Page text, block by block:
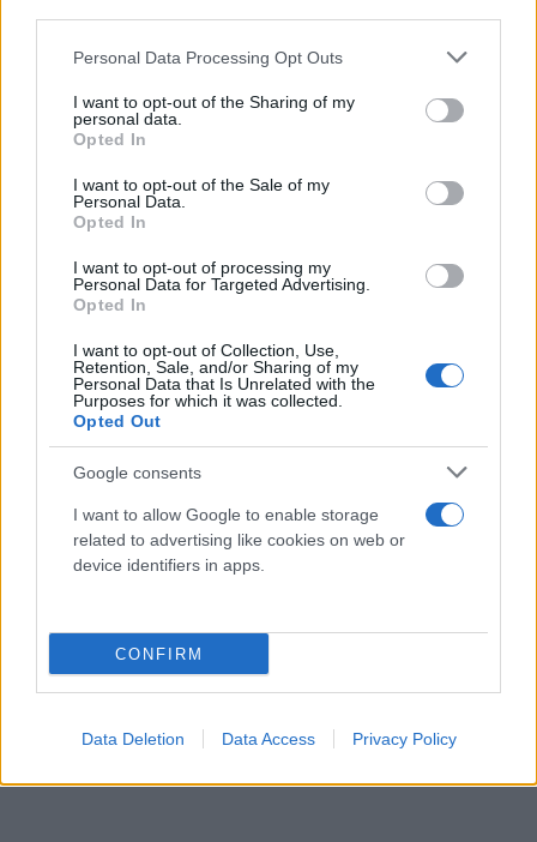
Please note that this website/app uses one or more Google
not limited to your visit or usage behaviour. You may click to
grant or deny consent to Google and its third-party tags to
use your data for below specified purposes in below Google
consent section.
Personal Data Processing Opt Outs
I want to opt-out of the Sharing of my
personal data.
Opted In
I want to opt-out of the Sale of my
Personal Data.
Opted In
I want to opt-out of processing my
Personal Data for Targeted Advertising.
Opted In
I want to opt-out of Collection, Use,
Retention, Sale, and/or Sharing of my
Personal Data that Is Unrelated with the
Purposes for which it was collected.
Opted Out
Google consents
I want to allow Google to enable storage
related to advertising like cookies on web or
device identifiers in apps.
CONFIRM
Data Deletion Data Access Privacy Policy
Στρατιώτη. Τελευταίος θα φτάσει ο Κώστας
Τασούλας συνοδευόμενος από τους υπασπιστές
του για την κατάθεση στεφάνου.
στο Προεδρικό Μέγαρο για την τελετή παράδοσης -
παραλαβής από την απερχόμενη πρόεδρο Κατερίνα
Σακελλαροπούλου.
θα είναι η Αρχαία Ολυμπία την οποία θα
επισκεφτεί την προσεχή Δευτέρα με φόντο τη
σύνοδο της Διεθνούς Ολυμπιακής Επιτροπής. Κατά
πάσα πιθανότητα θα ακολουθήσει επίσημη
έχει κλειδώσει.